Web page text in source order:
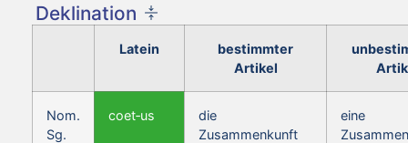
Deklination
Latein
bestimmter
Artikel
Nom.
Sg.
coet‑us
die
Zusammenkunft
eine